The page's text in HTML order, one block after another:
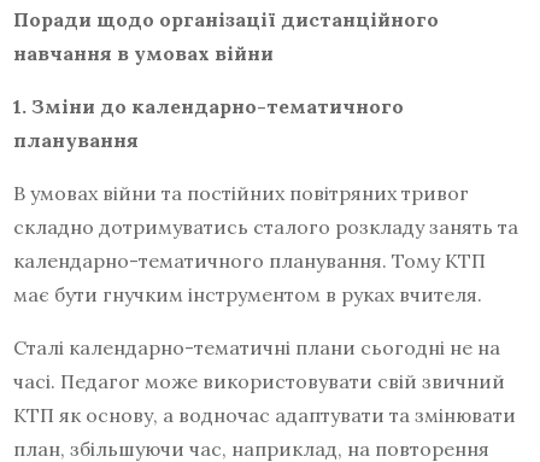
Поради щодо організації дистанційного
навчання в умовах війни
1. Зміни до календарно-тематичного
планування
В умовах війни та постійних повітряних тривог
складно дотримуватись сталого розкладу занять та
календарно-тематичного планування. Тому КТП
має бути гнучким інструментом в руках вчителя.
Сталі календарно-тематичні плани сьогодні не на
часі. Педагог може використовувати свій звичний
КТП як основу, а водночас адаптувати та змінювати
план, збільшуючи час, наприклад, на повторення